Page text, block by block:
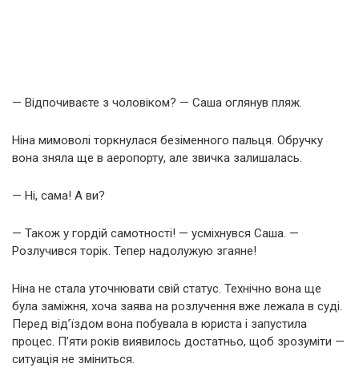
— Відпочиваєте з чоловіком? — Саша оглянув пляж.
Ніна мимоволі торкнулася безіменного пальця. Обручку
вона зняла ще в аеропорту, але звичка залишалась.
— Ні, сама! А ви?
— Також у гордій самотності! — усміхнувся Саша. —
Розлучився торік. Тепер надолужую згаяне!
Ніна не стала уточнювати свій статус. Технічно вона ще
була заміжня, хоча заява на розлучення вже лежала в суді.
Перед від’їздом вона побувала в юриста і запустила
процес. П’яти років виявилось достатньо, щоб зрозуміти —
ситуація не зміниться.